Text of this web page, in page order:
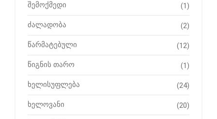
შემოქმედი (1)
ძალადობა (2)
წარმატებული (12)
წიგნის თარო (1)
ხელისუფლება (24)
ხელოვანი (20)